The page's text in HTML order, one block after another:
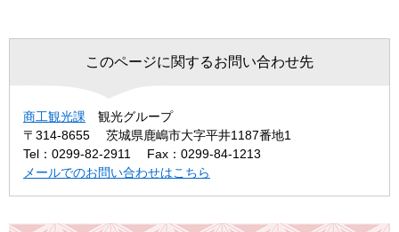
このページに関するお問い合わせ先
商工観光課
観光グループ
〒314-8655
茨城県鹿嶋市大字平井1187番地1
Tel：0299-82-2911
Fax：0299-84-1213
メールでのお問い合わせはこちら